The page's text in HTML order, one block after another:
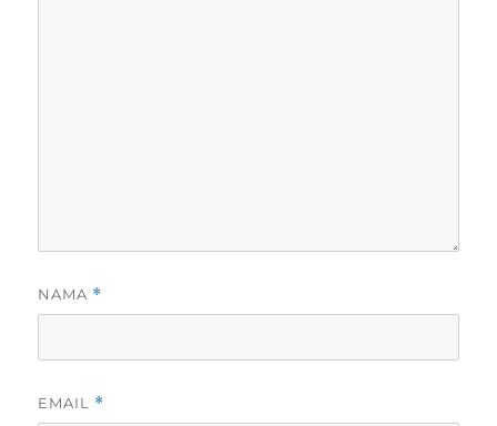
NAMA *
EMAIL *